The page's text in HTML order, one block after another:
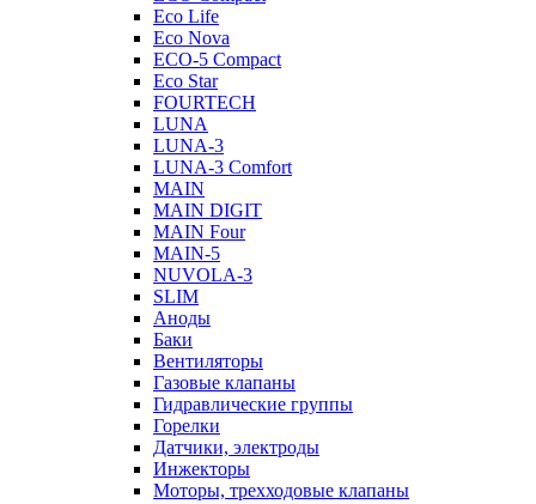
Eco Life
Eco Nova
ECO-5 Compact
Eco Star
FOURTECH
LUNA
LUNA-3
LUNA-3 Comfort
MAIN
MAIN DIGIT
MAIN Four
MAIN-5
NUVOLA-3
SLIM
Аноды
Баки
Вентиляторы
Газовые клапаны
Гидравлические группы
Горелки
Датчики, электроды
Инжекторы
Моторы, трехходовые клапаны